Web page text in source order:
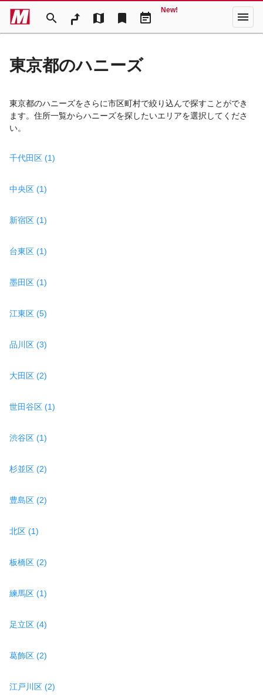
search map bookmark event_note
New! menu
東京都のハニーズ
東京都のハニーズをさらに市区町村で絞り込んで探すことができ
ます。住所一覧からハニーズを探したいエリアを選択してくださ
い。
千代田区 (1)
中央区 (1)
新宿区 (1)
台東区 (1)
墨田区 (1)
江東区 (5)
品川区 (3)
大田区 (2)
世田谷区 (1)
渋谷区 (1)
杉並区 (2)
豊島区 (2)
北区 (1)
板橋区 (2)
練馬区 (1)
足立区 (4)
葛飾区 (2)
江戸川区 (2)